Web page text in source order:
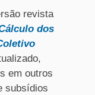
revista
dos
em outros
subsídios